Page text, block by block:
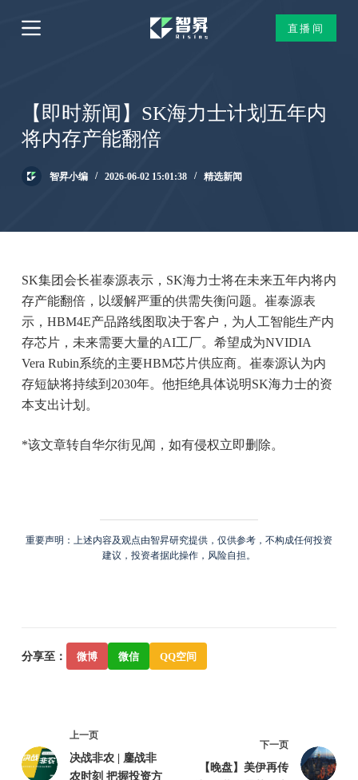
跳
过
直播间
【即时新闻】SK海力士计划五年内
将内存产能翻倍
智昇小编 2026-06-02 15:01:38 精选新闻
SK集团会长崔泰源表示，SK海力士将在未来五年内将内
存产能翻倍，以缓解严重的供需失衡问题。崔泰源表
示，HBM4E产品路线图取决于客户，为人工智能生产内
存芯片，未来需要大量的AI工厂。希望成为NVIDIA
Vera Rubin系统的主要HBM芯片供应商。崔泰源认为内
存短缺将持续到2030年。他拒绝具体说明SK海力士的资
本支出计划。
*该文章转自华尔街见闻，如有侵权立即删除。
重要声明：上述内容及观点由智昇研究提供，仅供参考，不构成任何投资
建议，投资者据此操作，风险自担。
分享至： 微博 微信 QQ空间
上一页
决战非农 | 鏖战非
农时刻 把握投资方
下一页
【晚盘】美伊再传